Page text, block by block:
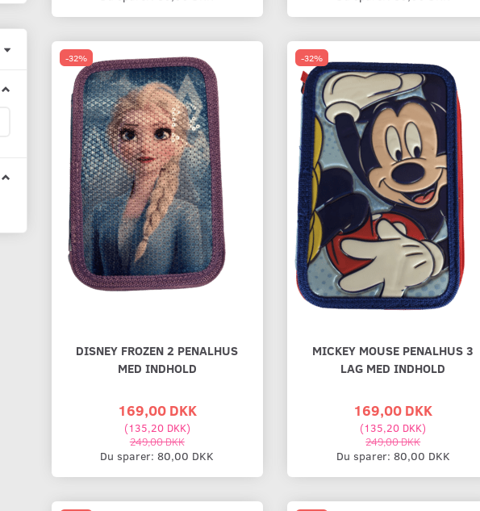
Skifte
-32%
DISNEY FROZEN 2 PENALHUS
MED INDHOLD
169,00 DKK
(135,20 DKK)
249,00 DKK
Du sparer:80,00 DKK
-32%
MICKEY MOUSE PENALHUS 3
LAG MED INDHOLD
169,00 DKK
(135,20 DKK)
249,00 DKK
Du sparer: 80,00 DKK